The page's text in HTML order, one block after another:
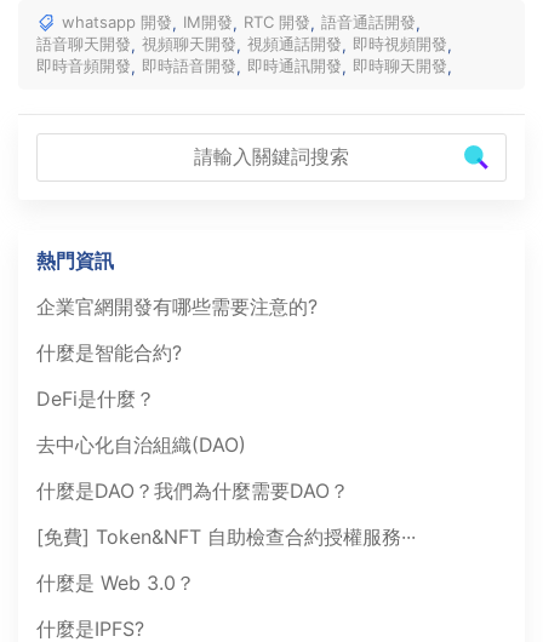
whatsapp 開發, IM開發, RTC 開發, 語音通話開發,
語音聊天開發, 視頻聊天開發, 視頻通話開發, 即時視頻開發,
即時音頻開發, 即時語音開發, 即時通訊開發, 即時聊天開發,
熱門資訊
企業官網開發有哪些需要注意的?
什麼是智能合約?
DeFi是什麼？
去中心化自治組織(DAO)
什麼是DAO？我們為什麼需要DAO？
[免費] Token&NFT 自助檢查合約授權服務···
什麼是 Web 3.0？
什麼是IPFS?